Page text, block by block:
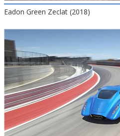
Eadon Green Zeclat (2018)